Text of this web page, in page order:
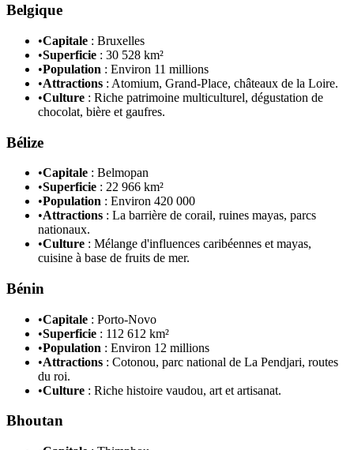
Belgique
•Capitale : Bruxelles
•Superficie : 30 528 km²
•Population : Environ 11 millions
•Attractions : Atomium, Grand-Place, châteaux de la Loire.
•Culture : Riche patrimoine multiculturel, dégustation de
chocolat, bière et gaufres.
Bélize
•Capitale : Belmopan
•Superficie : 22 966 km²
•Population : Environ 420 000
•Attractions : La barrière de corail, ruines mayas, parcs
nationaux.
•Culture : Mélange d'influences caribéennes et mayas,
cuisine à base de fruits de mer.
Bénin
•Capitale : Porto-Novo
•Superficie : 112 612 km²
•Population : Environ 12 millions
•Attractions : Cotonou, parc national de La Pendjari, routes
du roi.
•Culture : Riche histoire vaudou, art et artisanat.
Bhoutan